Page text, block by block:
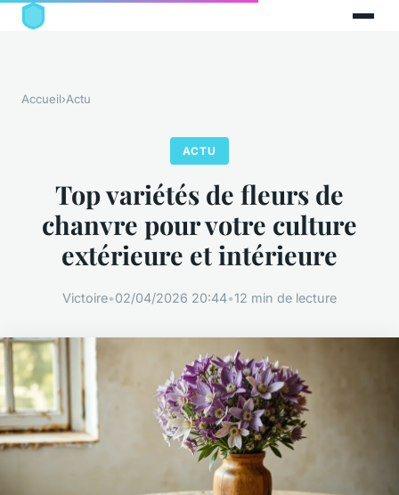
Accueil›Actu
ACTU
Top variétés de fleurs de
chanvre pour votre culture
extérieure et intérieure
Victoire•02/04/2026 20:44•12 min de lecture